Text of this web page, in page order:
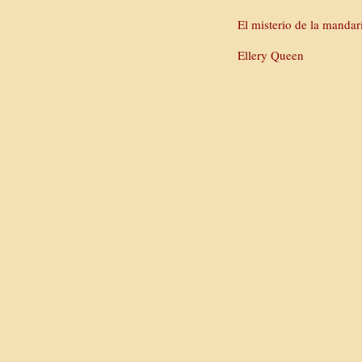
El misterio de la
Ellery Queen